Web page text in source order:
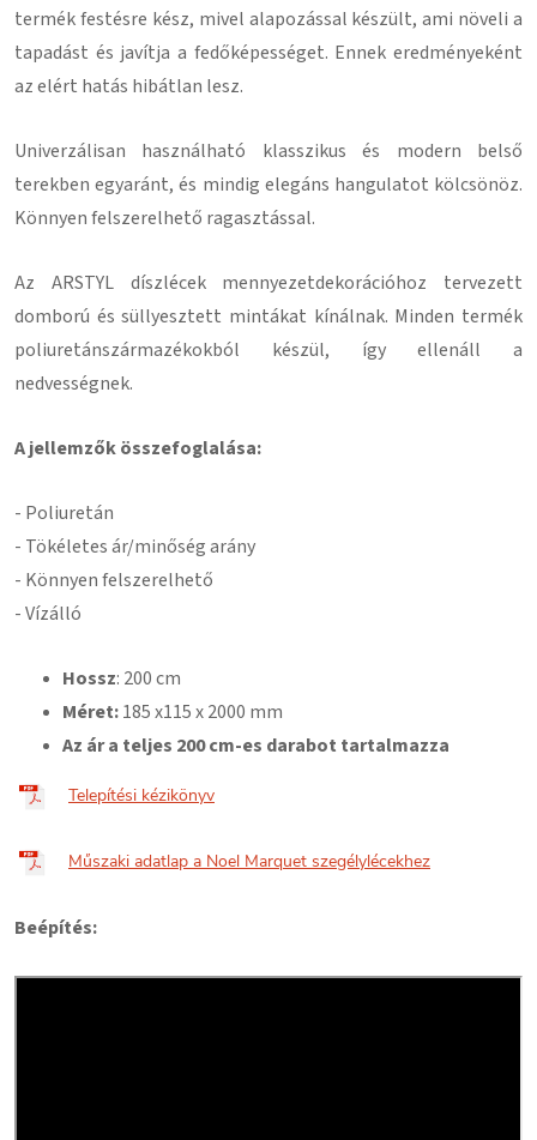
termék festésre kész, mivel alapozással készült, ami növeli a
tapadást és javítja a fedőképességet. Ennek eredményeként
az elért hatás hibátlan lesz.
Univerzálisan használható klasszikus és modern belső
terekben egyaránt, és mindig elegáns hangulatot kölcsönöz.
Könnyen felszerelhető ragasztással.
Az ARSTYL díszlécek mennyezetdekorációhoz tervezett
domború és süllyesztett mintákat kínálnak. Minden termék
poliuretánszármazékokból készül, így ellenáll a
nedvességnek.
A jellemzők összefoglalása:
- Poliuretán
- Tökéletes ár/minőség arány
- Könnyen felszerelhető
- Vízálló
Hossz: 200 cm
Méret:185x115 x 2000 mm
Az ár a teljes 200 cm-es darabot tartalmazza
Telepítési kézikönyv
Műszaki adatlap a Noel Marquet szegélylécekhez
Beépítés: